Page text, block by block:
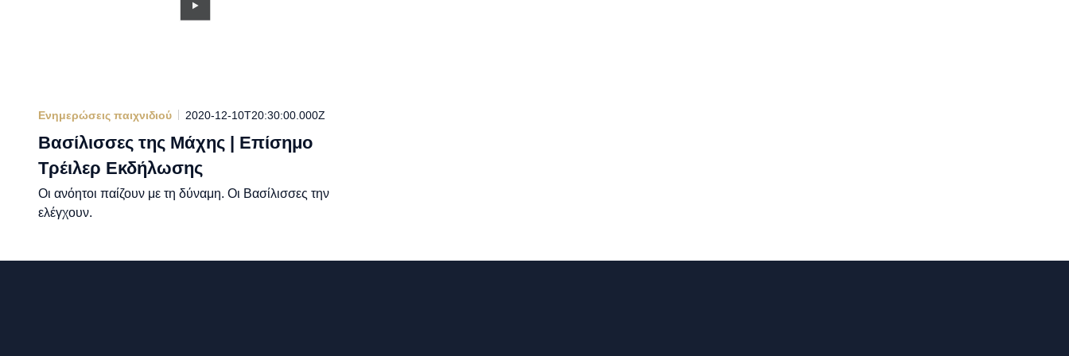
Ενημερώσεις παιχνιδιού 2020-12-10T20:30:00.000Z
Βασίλισσες της Μάχης | Επίσημο
Τρέιλερ Εκδήλωσης
Οι ανόητοι παίζουν με τη δύναμη. Οι Βασίλισσες την
ελέγχουν.